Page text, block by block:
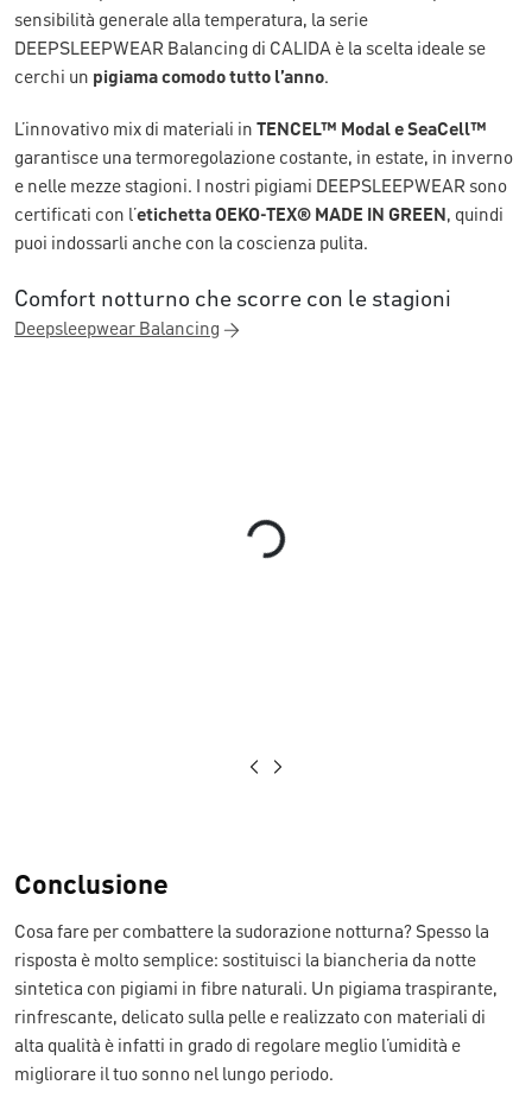
sensibilità generale alla temperatura, la serie
DEEPSLEEPWEAR Balancing di CALIDA è la scelta ideale se
cerchi un pigiama comodo tutto l’anno.
L’innovativo mix di materiali in TENCEL™ Modal e SeaCell™
garantisce una termoregolazione costante, in estate, in inverno
e nelle mezze stagioni. I nostri pigiami DEEPSLEEPWEAR sono
certificati con l’etichetta OEKO-TEX® MADE IN GREEN , quindi
puoi indossarli anche con la coscienza pulita.
Comfort notturno che scorre con le stagioni
Deepsleepwear Balancing
Loading...
Conclusione
Cosa fare per combattere la sudorazione notturna? Spesso la
risposta è molto semplice: sostituisci la biancheria da notte
sintetica con pigiami in fibre naturali. Un pigiama traspirante,
rinfrescante, delicato sulla pelle e realizzato con materiali di
alta qualità è infatti in grado di regolare meglio l’umidità e
migliorare il tuo sonno nel lungo periodo.